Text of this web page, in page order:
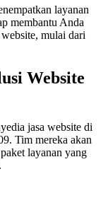
layanan
membantu Anda
mulai dari
Website
jasa website di
Tim mereka akan
layanan yang